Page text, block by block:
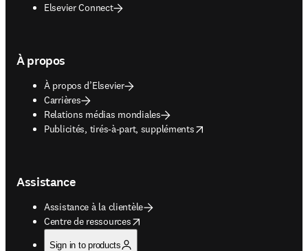
Elsevier Connect
À propos
À propos d’Elsevier
Carrières
Relations médias mondiales
Publicités, tirés-à-part, suppléments
opens in new tab/window
Assistance
Assistance à la clientèle
Centre de ressources
opens in new tab/window
Sign in to products